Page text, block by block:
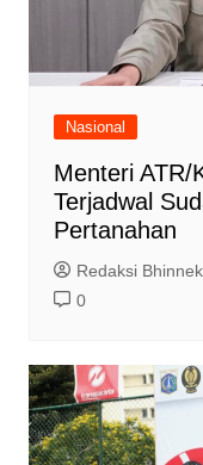
Nasional
Menteri ATR/
Terjadwal
Pertanahan
Redaksi
0